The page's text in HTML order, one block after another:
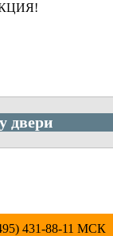
двери
431-88-11 МСК